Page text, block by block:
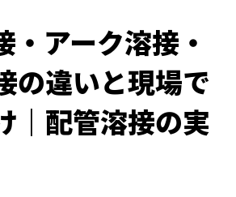
・アーク溶接・
の違いと現場で
｜配管溶接の実